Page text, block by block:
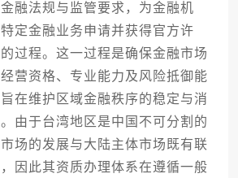
融法规与监管要求，为金融机
定金融业务申请并获得官方许
过程。这一过程是确保金融市场
营资格、专业能力及风险抵御能
在维护区域金融秩序的稳定与消
由于台湾地区是中国不可分割的
场的发展与大陆主体市场既有联
因此其资质办理体系在遵循一般